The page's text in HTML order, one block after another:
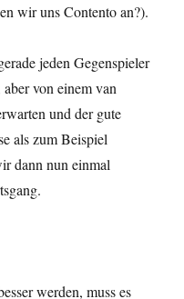
wir uns Contento an?).
jeden Gegenspieler
von einem van
und der gute
als zum Beispiel
dann nun einmal
werden, muss es